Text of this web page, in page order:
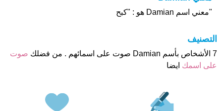
"معني اسم Damian هو : "كبح
التصنيف
7 الأشخاص بأسم Damian صوت على اسمائهم . من فضلك
صوت
على اسمك ايضا